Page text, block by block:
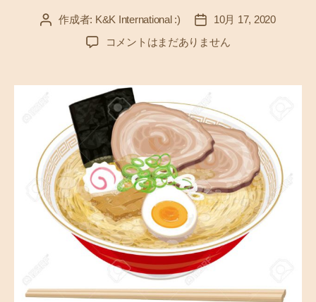
投 作成者: K&K International :)
投
稿
日
10月 17, 2020
「
が
で
き
る
店
」
か
ら
追
い
出
さ
た
コメントはまだありません